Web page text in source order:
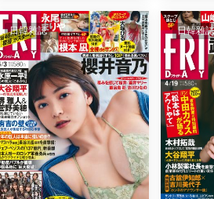
日韓雜誌 日韓雜誌